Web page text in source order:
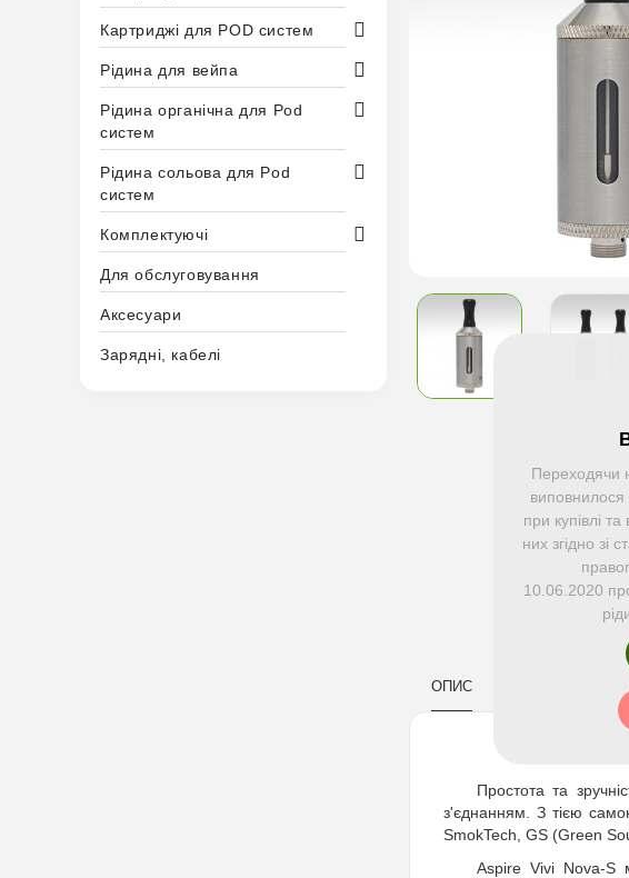
Картриджі для POD систем
Рідина для вейпа
Рідина органічна для Pod
систем
Рідина сольова для Pod
систем
Комплектуючі
Для обслуговування
Аксесуари
Зарядні, кабелі
ОПИС
Простота та
з'єднанням. З тією
SmokTech, GS (Green
Aspire Vivi Nova-S
Переходячи
виповнилося
при купівлі
них згідно зі
10.06.2020